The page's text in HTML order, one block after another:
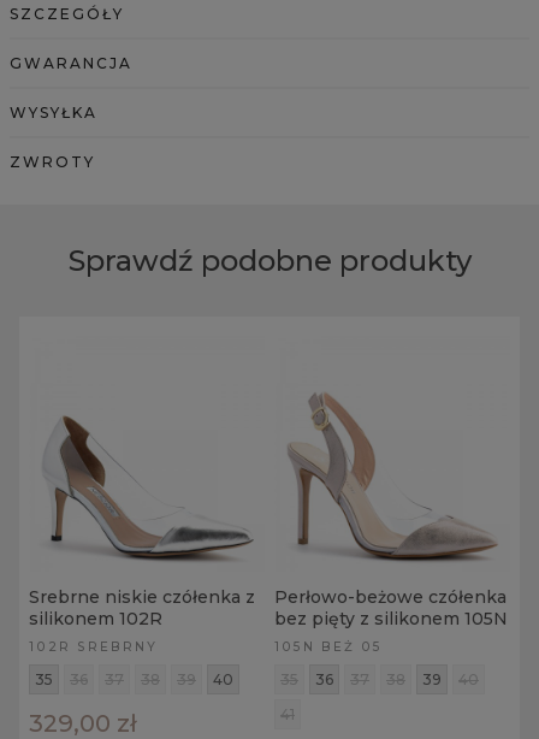
SZCZEGÓŁY
GWARANCJA
WYSYŁKA
ZWROTY
Sprawdź podobne produkty
Srebrne niskie czółenka z
silikonem 102R
102R SREBRNY
35 36 37 38 39 40
329,00 zł
Perłowo-beżowe czółenka
bez pięty z silikonem 105N
105N BEŻ 05
35 36 37 38 39
40
41